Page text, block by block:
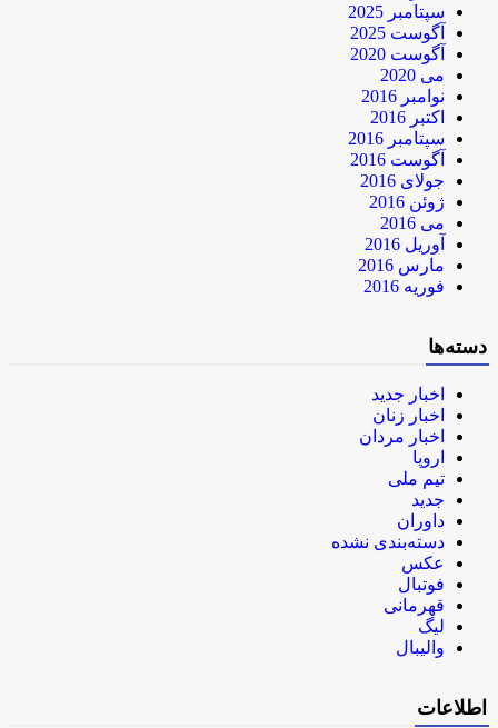
سپتامبر 2025
آگوست 2025
آگوست 2020
می 2020
نوامبر 2016
اکتبر 2016
سپتامبر 2016
آگوست 2016
جولای 2016
ژوئن 2016
می 2016
آوریل 2016
مارس 2016
فوریه 2016
دسته‌ها
اخبار جدید
اخبار زنان
اخبار مردان
اروپا
تیم ملی
جدید
داوران
دسته‌بندی نشده
عکس
فوتبال
قهرمانی
لیگ
والیبال
اطلاعات